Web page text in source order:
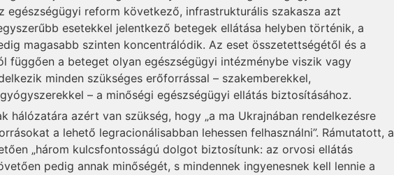
egészségügyi reform következő, infrastrukturális szakasza azt
esetekkel jelentkező betegek ellátása helyben történik, a
magasabb szinten koncentrálódik. Az eset összetettségétől és a
függően a beteget olyan egészségügyi intézménybe viszik vagy
minden szükséges erőforrással – szakemberekkel,
– a minőségi egészségügyi ellátás biztosításához.
hálózatára azért van szükség, hogy „a ma Ukrajnában rendelkezésre
a lehető legracionálisabban lehessen felhasználni”. Rámutatott, a
„három kulcsfontosságú dolgot biztosítunk: az orvosi ellátás
pedig annak minőségét, s mindennek ingyenesnek kell lennie a